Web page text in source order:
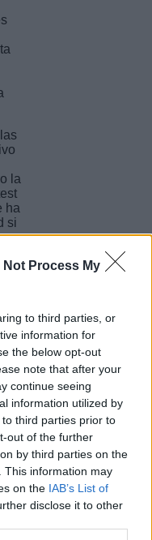
Not Process My
to third parties, or
information for
the below opt-out
note that after your
continue seeing
information utilized by
third parties prior to
out of the further
by third parties on the
This information may
on the IAB’s List of
disclose it to other
la
ha
si